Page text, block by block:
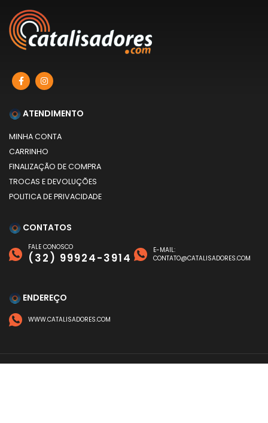
ATENDIMENTO
MINHA CONTA
CARRINHO
FINALIZAÇÃO DE COMPRA
TROCAS E DEVOLUÇÕES
POLITICA DE PRIVACIDADE
CONTATOS
FALE CONOSCO
(32) 99924-3914
E-MAIL:
CONTATO@CATALISADORES.COM
ENDEREÇO
WWW.CATALISADORES.COM